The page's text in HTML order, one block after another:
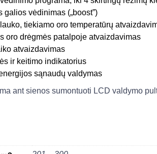
galios vėdinimas („boost”)
tiekiamo oro temperatūrų
oro drėgmės patalpoje atvaizdavimas
atvaizdavimas
ir keitimo indikatorius
sąnaudų valdymas
ant sienos sumontuoti LCD valdymo